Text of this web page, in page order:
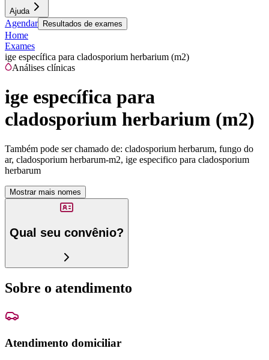
Ajuda
Agendar Resultados de exames
Home
Exames
ige específica para cladosporium herbarium (m2)
Análises clínicas
ige específica para
cladosporium herbarium (m2)
Também pode ser chamado de: cladosporium herbarum, fungo do
ar, cladosporium herbarum-m2, ige especifico para cladosporium
herbarum
Mostrar mais nomes
Qual seu convênio?
Sobre o atendimento
Atendimento domiciliar